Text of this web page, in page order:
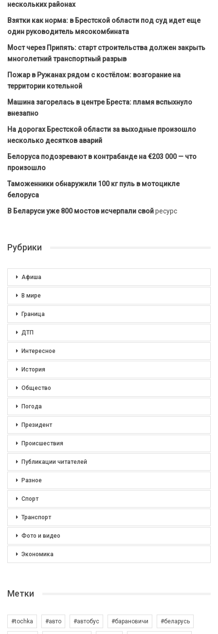
нескольких районах
Взятки как норма: в Брестской области под суд идет еще
один руководитель мясокомбината
Мост через Припять: старт строительства должен закрыть
многолетний транспортный разрыв
Пожар в Ружанах рядом с костёлом: возгорание на
территории котельной
Машина загорелась в центре Бреста: пламя вспыхнуло
внезапно
На дорогах Брестской области за выходные произошло
несколько десятков аварий
Белоруса подозревают в контрабанде на €203 000 — что
произошло
Таможенники обнаружили 100 кг пуль в мотоцикле
белоруса
В Беларуси уже 800 мостов исчерпали свойресурс
Рубрики
Афиша
В мире
Граница
ДТП
Интересное
История
Общество
Погода
Президент
Происшествия
Публикации читателей
Разное
Спорт
Транспорт
Фото и видео
Экономика
Метки
#tochka #авто #автобус #барановичи #беларусь